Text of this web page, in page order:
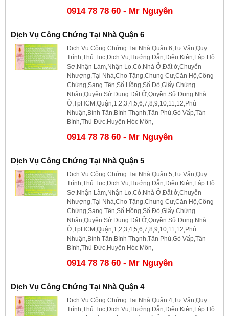
0914 78 78 60 - Mr Nguyên
Dịch Vụ Công Chứng Tại Nhà Quận 6
Dịch Vụ Công Chứng Tại Nhà Quận 6,Tư Vấn,Quy
Trình,Thủ Tục,Dịch Vụ,Hướng Đẫn,Điều Kiện,Lập Hồ
Sơ,Nhận Làm,Nhận Lo,Có,Nhà Ở,Đất ở,Chuyển
Nhượng,Tại Nhà,Cho Tặng,Chung Cư,Căn Hộ,Công
Chứng,Sang Tên,Sổ Hồng,Sổ Đỏ,Giấy Chứng
Nhận,Quyền Sử Dụng Đất Ở,Quyền Sử Dụng Nhà
Ở,TpHCM,Quận,1,2,3,4,5,6,7,8,9,10,11,12,Phú
Nhuận,Bình Tân,Bình Thạnh,Tân Phú,Gò Vấp,Tân
Bình,Thủ Đức,Huyện Hóc Môn,
0914 78 78 60 - Mr Nguyên
Dịch Vụ Công Chứng Tại Nhà Quận 5
Dịch Vụ Công Chứng Tại Nhà Quận 5,Tư Vấn,Quy
Trình,Thủ Tục,Dịch Vụ,Hướng Đẫn,Điều Kiện,Lập Hồ
Sơ,Nhận Làm,Nhận Lo,Có,Nhà Ở,Đất ở,Chuyển
Nhượng,Tại Nhà,Cho Tặng,Chung Cư,Căn Hộ,Công
Chứng,Sang Tên,Sổ Hồng,Sổ Đỏ,Giấy Chứng
Nhận,Quyền Sử Dụng Đất Ở,Quyền Sử Dụng Nhà
Ở,TpHCM,Quận,1,2,3,4,5,6,7,8,9,10,11,12,Phú
Nhuận,Bình Tân,Bình Thạnh,Tân Phú,Gò Vấp,Tân
Bình,Thủ Đức,Huyện Hóc Môn,
0914 78 78 60 - Mr Nguyên
Dịch Vụ Công Chứng Tại Nhà Quận 4
Dịch Vụ Công Chứng Tại Nhà Quận 4,Tư Vấn,Quy
Trình,Thủ Tục,Dịch Vụ,Hướng Đẫn,Điều Kiện,Lập Hồ